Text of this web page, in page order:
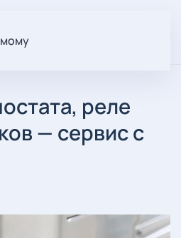
реле
— сервис с